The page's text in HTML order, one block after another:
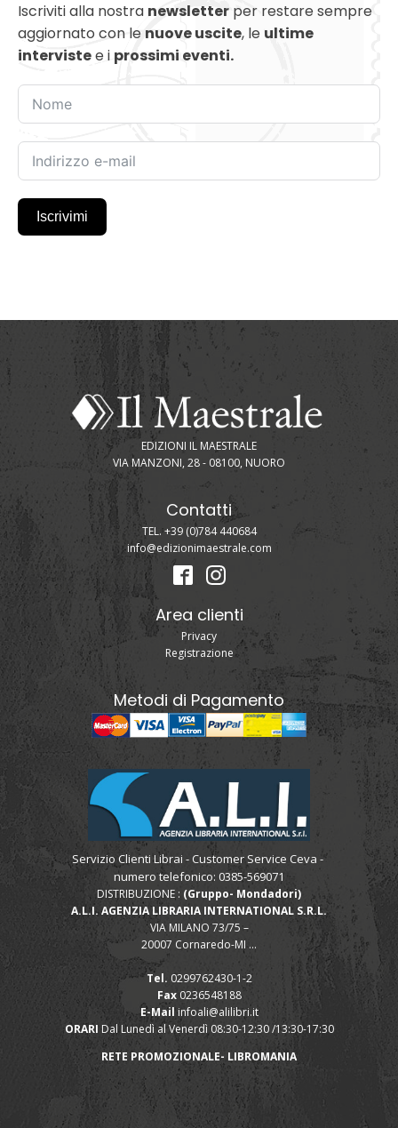
Iscriviti alla nostra newsletter per restare sempre
aggiornato con le nuove uscite, le ultime
intervistee i prossimi eventi.
Iscrivimi
EDIZIONI IL MAESTRALE
VIA MANZONI, 28 - 08100, NUORO
Contatti
TEL. +39 (0)784 440684
info@edizionimaestrale.com
Area clienti
Privacy
Registrazione
Metodi di Pagamento
Servizio Clienti Librai - Customer Service Ceva -
numero telefonico: 0385-569071
DISTRIBUZIONE : (Gruppo- Mondadori)
A.L.I. AGENZIA LIBRARIA INTERNATIONAL S.R.L.
VIA MILANO 73/75 –
20007 Cornaredo-MI ...
Tel. 0299762430-1-2
Fax0236548188
E-Mail infoali@alilibri.it
ORARI Dal Lunedì al Venerdì 08:30-12:30 /13:30-17:30
RETE PROMOZIONALE- LIBROMANIA